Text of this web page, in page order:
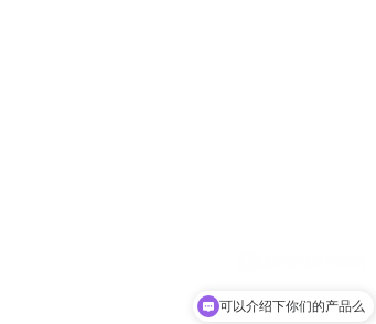
可以介绍下你们的产品么